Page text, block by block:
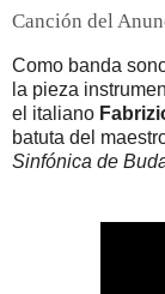
Canción del
Como banda
la pieza
el italiano
batuta del
Sinfónica de